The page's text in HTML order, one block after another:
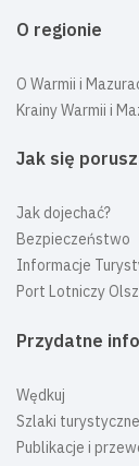
O regionie
O Warmii i
Krainy Warmii i
Jak się
Jak dojechać?
Bezpieczeństwo
Informacje
Port Lotniczy
Przydatne
Wędkuj
Szlaki
Publikacje i